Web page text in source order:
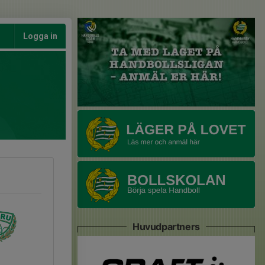
Logga in
Huvudpartners